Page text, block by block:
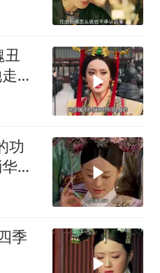
丑
完
功
妃
季